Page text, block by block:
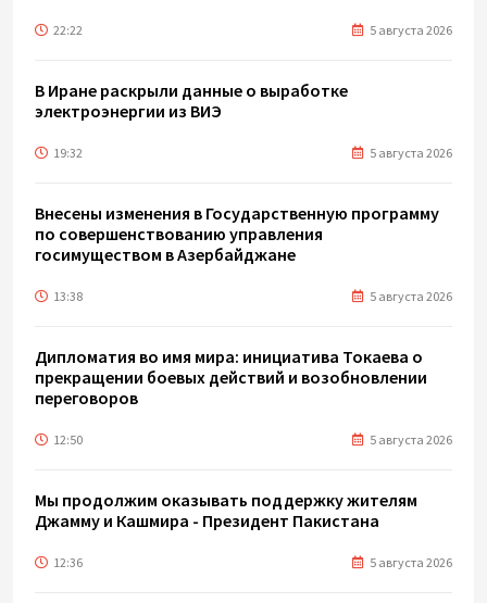
22:22 5 августа 2026
В Иране раскрыли данные о выработке
электроэнергии из ВИЭ
19:32 5 августа 2026
Внесены изменения в Государственную программу
по совершенствованию управления
госимуществом в Азербайджане
13:38 5 августа 2026
Дипломатия во имя мира: инициатива Токаева о
прекращении боевых действий и возобновлении
переговоров
12:50 5 августа 2026
Мы продолжим оказывать поддержку жителям
Джамму и Кашмира - Президент Пакистана
12:36 5 августа 2026